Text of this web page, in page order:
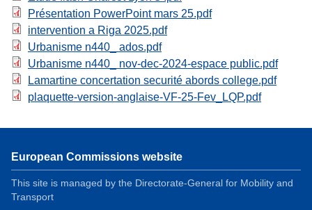
Présentation PowerPoint mars 25.pdf
intervention a Riga 2025.pdf
Urbanisme n440_ ados.pdf
Urbanisme n440_ nov-dec-2024-espace public.pdf
Lamartine concertation securité abords college.pdf
plaquette-version-anglaise-VF-25-Fev_LQP.pdf
European Commissions website
This site is managed by the Directorate-General for Mobility and
Transport